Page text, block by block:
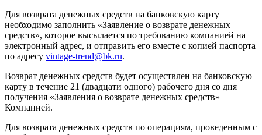
Для возврата денежных средств на банковскую карту
необходимо заполнить «Заявление о возврате денежных
средств», которое высылается по требованию компанией на
электронный адрес, и отправить его вместе с копией паспорта
по адресу vintage-trend@bk.ru.
Возврат денежных средств будет осуществлен на банковскую
карту в течение 21 (двадцати одного) рабочего дня со дня
получения «Заявления о возврате денежных средств»
Компанией.
Для возврата денежных средств по операциям, проведенным с